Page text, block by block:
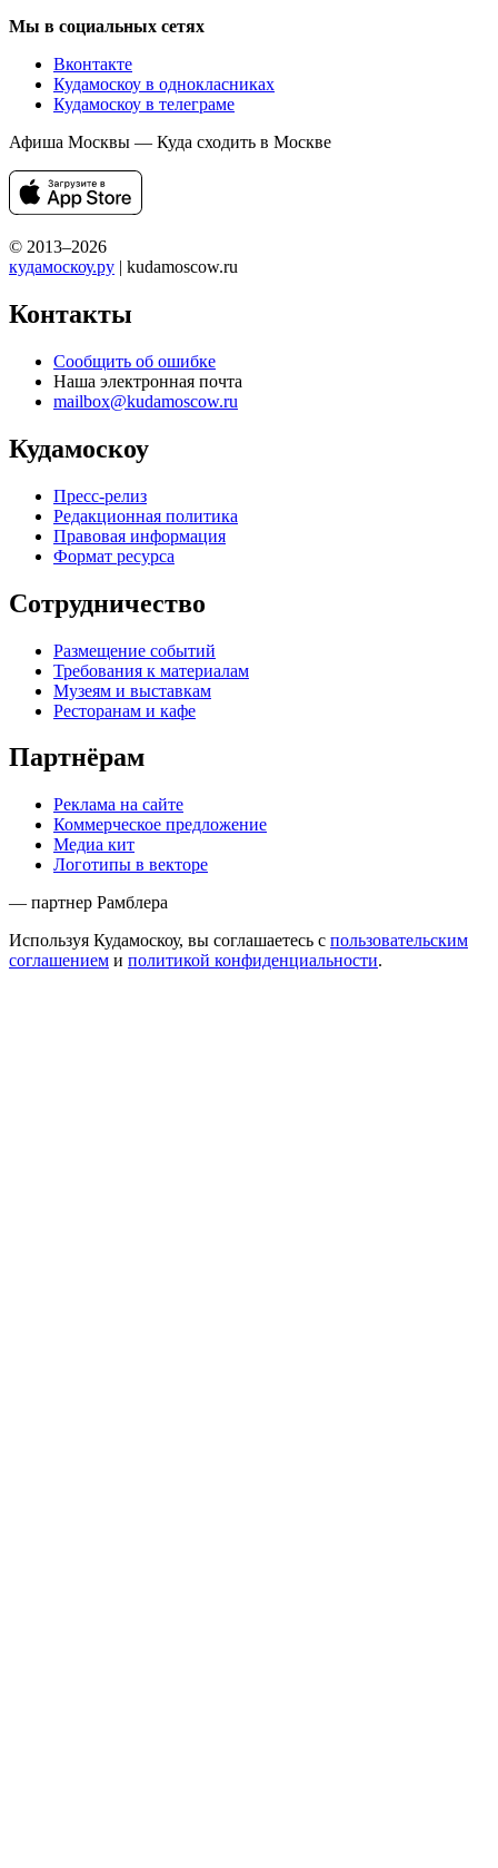
Мы в социальных сетях
Вконтакте
Кудамоскоу в однокласниках
Кудамоскоу в телеграме
Афиша Москвы — Куда сходить в Москве
© 2013–2026
кудамоскоу.ру | kudamoscow.ru
Контакты
Сообщить об ошибке
Наша электронная почта
mailbox@kudamoscow.ru
Кудамоскоу
Пресс-релиз
Редакционная политика
Правовая информация
Формат ресурса
Сотрудничество
Размещение событий
Требования к материалам
Музеям и выставкам
Ресторанам и кафе
Партнёрам
Реклама на сайте
Коммерческое предложение
Медиа кит
Логотипы в векторе
— партнер Рамблера
Используя Кудамоскоу, вы соглашаетесь с пользовательским
соглашением и политикой конфиденциальности.